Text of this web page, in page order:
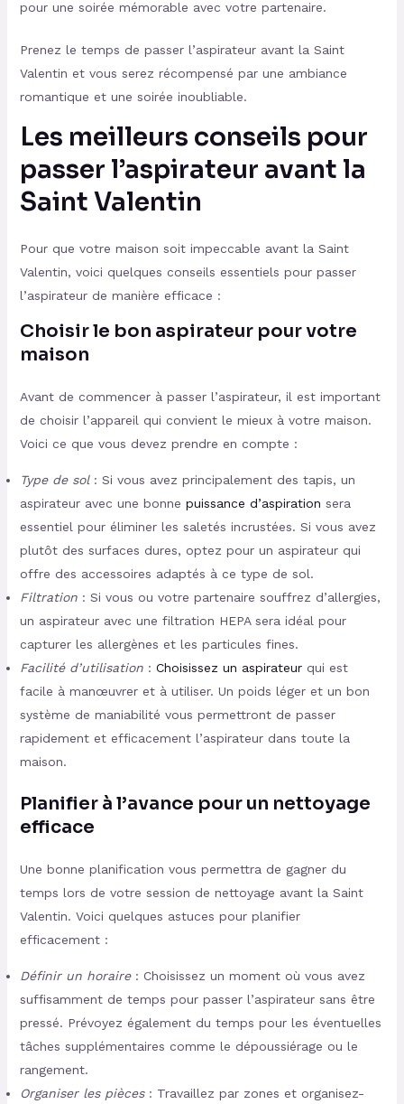
pour une soirée mémorable avec votre partenaire.
Prenez le temps de passer l’aspirateur avant la Saint
Valentin et vous serez récompensé par une ambiance
romantique et une soirée inoubliable.
Les meilleurs conseils pour
passer l’aspirateur avant la
Saint Valentin
Pour que votre maison soit impeccable avant la Saint
Valentin, voici quelques conseils essentiels pour passer
l’aspirateur de manière efficace :
Choisir le bon aspirateur pour votre
maison
Avant de commencer à passer l’aspirateur, il est important
de choisir l’appareil qui convient le mieux à votre maison.
Voici ce que vous devez prendre en compte :
Type de sol: Si vous avez principalement des tapis, un
aspirateur avec une bonne puissance d’aspiration sera
essentiel pour éliminer les saletés incrustées. Si vous avez
plutôt des surfaces dures, optez pour un aspirateur qui
offre des accessoires adaptés à ce type de sol.
Filtration: Si vous ou votre partenaire souffrez d’allergies,
un aspirateur avec une filtration HEPA sera idéal pour
capturer les allergènes et les particules fines.
Facilité d’utilisation: Choisissez un aspirateurqui est
facile à manœuvrer et à utiliser. Un poids léger et un bon
système de maniabilité vous permettront de passer
rapidement et efficacement l’aspirateur dans toute la
maison.
Planifier à l’avance pour un nettoyage
efficace
Une bonne planification vous permettra de gagner du
temps lors de votre session de nettoyage avant la Saint
Valentin. Voici quelques astuces pour planifier
efficacement :
Définir un horaire: Choisissez un moment où vous avez
suffisamment de temps pour passer l’aspirateur sans être
pressé. Prévoyez également du temps pour les éventuelles
tâches supplémentaires comme le dépoussiérage ou le
rangement.
Organiser les pièces: Travaillez par zones et organisez-